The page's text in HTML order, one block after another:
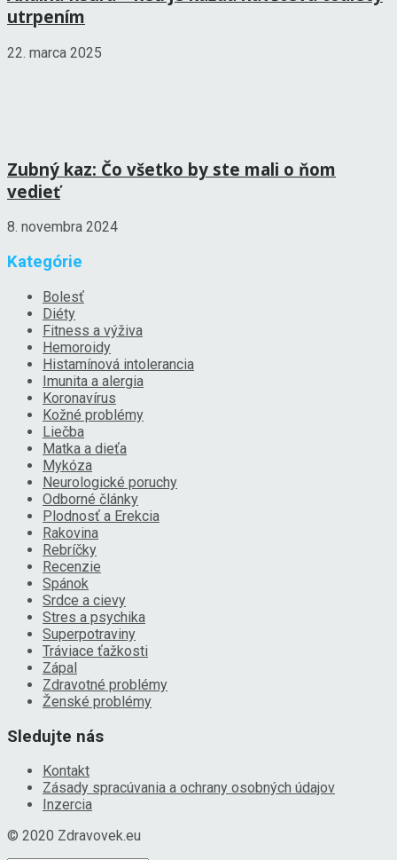
utrpením
22. marca 2025
Zubný kaz: Čo všetko by ste mali o ňom
vedieť
8. novembra 2024
Kategórie
Bolesť
Diéty
Fitness a výživa
Hemoroidy
Histamínová intolerancia
Imunita a alergia
Koronavírus
Kožné problémy
Liečba
Matka a dieťa
Mykóza
Neurologické poruchy
Odborné články
Plodnosť a Erekcia
Rakovina
Rebríčky
Recenzie
Spánok
Srdce a cievy
Stres a psychika
Superpotraviny
Tráviace ťažkosti
Zápal
Zdravotné problémy
Ženské problémy
Sledujte nás
Kontakt
Zásady spracúvania a ochrany osobných údajov
Inzercia
© 2020 Zdravovek.eu